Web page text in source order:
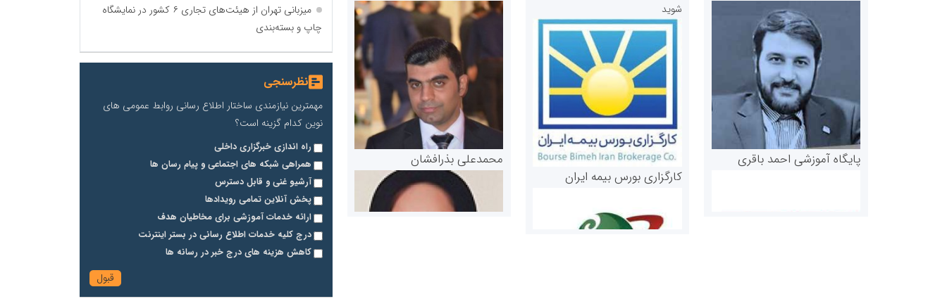
پایگاه آموزشی احمد باقری
شوید
کارگزاری بورس بیمه ایران
محمدعلی بذرافشان
میزبانی تهران از هیئت‌های تجاری ۶ کشور در نمایشگاه
چاپ و بسته‌بندی
نظرسنجی
مهمترین نیازمندی ساختار اطلاع رسانی روابط عمومی های
نوین کدام گزینه است؟
راه اندازی خبرگزاری داخلی
همراهی شبکه های اجتماعی و پیام رسان ها
آرشیو غنی و قابل دسترس
پخش آنلاین تمامی رویدادها
ارائه خدمات آموزشی برای مخاطیان هدف
درج کلیه خدمات اطلاع رسانی در بستر اینترنت
کاهش هزینه های درج خبر در رسانه ها